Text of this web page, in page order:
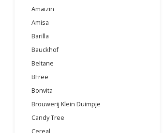
Amaizin
Amisa
Barilla
Bauckhof
Beltane
BFree
Bonvita
Brouwerij Klein Duimpje
Candy Tree
Cereal